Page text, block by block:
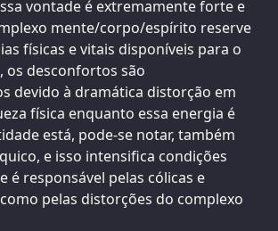
vontade é extremamente forte e
mente/corpo/espírito reserve
físicas e vitais disponíveis para o
os desconfortos são
devido à dramática distorção em
física enquanto essa energia é
está, pode-se notar, também
e isso intensifica condições
é responsável pelas cólicas e
pelas distorções do complexo